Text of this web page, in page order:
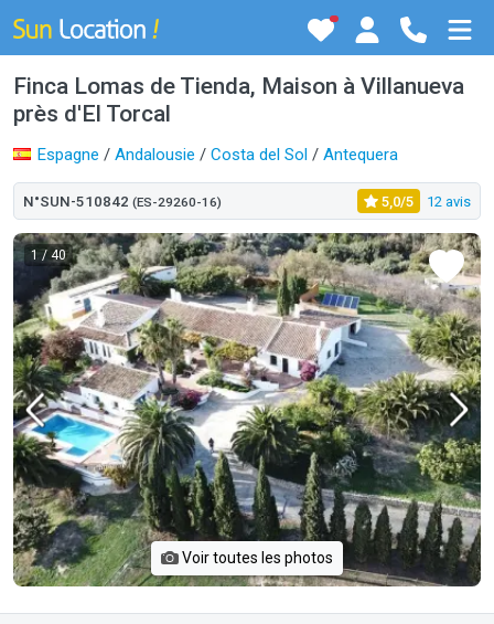
Finca Lomas de Tienda, Maison à Villanueva
près d'El Torcal
Espagne / Andalousie / Costa del Sol / Antequera
N°SUN-510842 (ES-29260-16) 5,0/5 12 avis
1 / 40
Voir toutes les photos